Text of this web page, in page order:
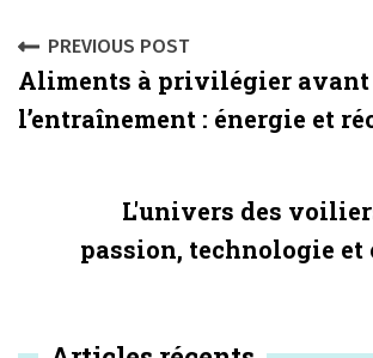
P
o
PREVIOUS POST
Aliments à privilégier avant
l’entraînement : énergie et
L'univers des
passion, technologie